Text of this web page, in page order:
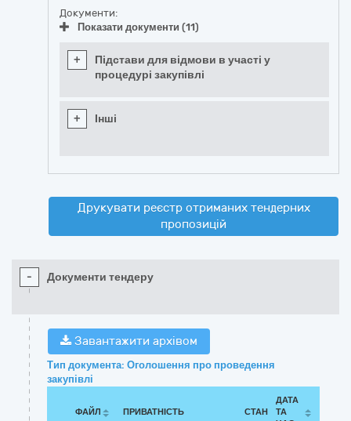
Документи:
Показати документи (11)
+
Підстави для відмови в участі у
процедурі закупівлі
+ Інші
Друкувати реєстр отриманих тендерних
пропозицій
- Документи тендеру
Завантажити архівом
Тип документа: Оголошення про проведення
закупівлі
ФАЙЛ ПРИВАТНІСТЬ СТАН
ДАТА
ТА